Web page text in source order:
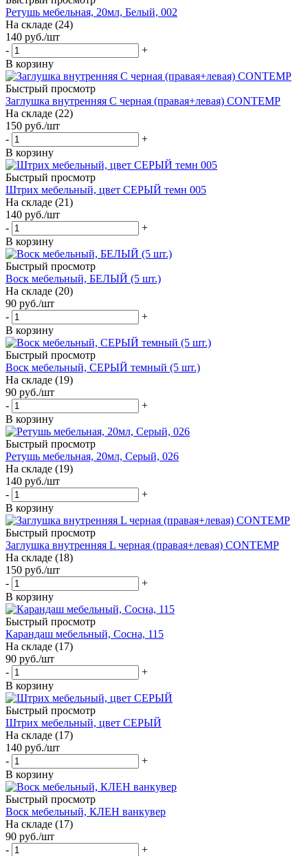
Ретушь мебельная, 20мл, Белый, 002
На складе (24)
140 руб./шт
-
+
В корзину
Быстрый просмотр
Заглушка внутренняя С черная (правая+левая) CONTEMP
На складе (22)
150 руб./шт
-
+
В корзину
Быстрый просмотр
Штрих мебельный, цвет СЕРЫЙ темн 005
На складе (21)
140 руб./шт
-
+
В корзину
Быстрый просмотр
Воск мебельный, БЕЛЫЙ (5 шт.)
На складе (20)
90 руб./шт
-
+
В корзину
Быстрый просмотр
Воск мебельный, СЕРЫЙ темный (5 шт.)
На складе (19)
90 руб./шт
-
+
В корзину
Быстрый просмотр
Ретушь мебельная, 20мл, Серый, 026
На складе (19)
140 руб./шт
-
+
В корзину
Быстрый просмотр
Заглушка внутренняя L черная (правая+левая) CONTEMP
На складе (18)
150 руб./шт
-
+
В корзину
Быстрый просмотр
Карандаш мебельный, Сосна, 115
На складе (17)
90 руб./шт
-
+
В корзину
Быстрый просмотр
Штрих мебельный, цвет СЕРЫЙ
На складе (17)
140 руб./шт
-
+
В корзину
Быстрый просмотр
Воск мебельный, КЛЕН ванкувер
На складе (17)
90 руб./шт
-
+